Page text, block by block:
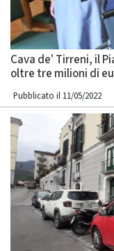
Cava de’ Tirreni, il
oltre tre milioni di
Pubblicato il 11/05/2022